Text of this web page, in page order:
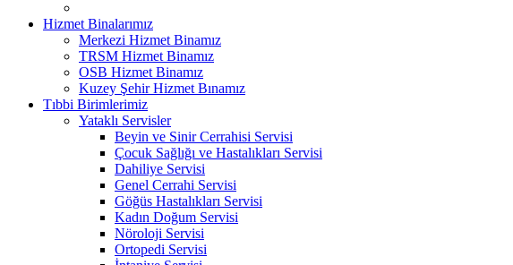
Hizmet Binalarımız
Merkezi Hizmet Binamız
TRSM Hizmet Binamız
OSB Hizmet Binamız
Kuzey Şehir Hizmet Bınamız
Tıbbi Birimlerimiz
Yataklı Servisler
Beyin ve Sinir Cerrahisi Servisi
Çocuk Sağlığı ve Hastalıkları Servisi
Dahiliye Servisi
Genel Cerrahi Servisi
Göğüs Hastalıkları Servisi
Kadın Doğum Servisi
Nöroloji Servisi
Ortopedi Servisi